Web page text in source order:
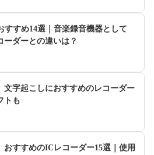
すすめ14選｜音楽録音機器として
ーダーとの違いは？
文字起こしにおすすめのレコーダー
トも
おすすめのICレコーダー15選｜使用